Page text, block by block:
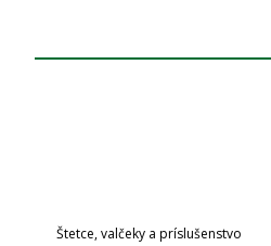
Štetce, valčeky a príslušenstvo